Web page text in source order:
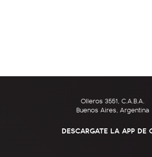
Olleros 3551, C.A.B.A.
Buenos Aires, Argentina
DESCARGATE LA APP DE